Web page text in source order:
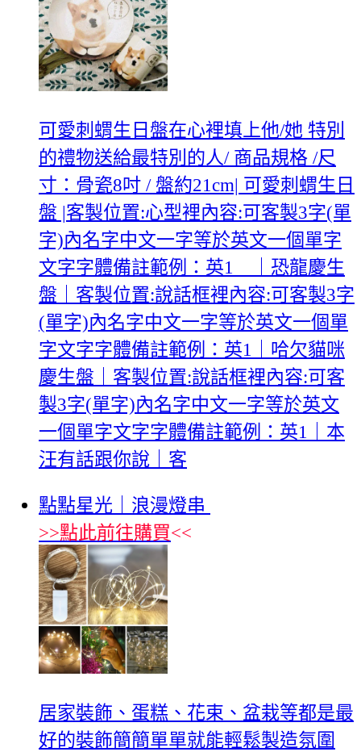
可愛刺蝟生日盤在心裡填上他/她 特別
的禮物送給最特別的人/ 商品規格 /尺
寸：骨瓷8吋 / 盤約21cm| 可愛刺蝟生日
盤 |客製位置:心型裡內容:可客製3字(單
字)內名字中文一字等於英文一個單字
文字字體備註範例：英1 ｜恐龍慶生
盤｜客製位置:說話框裡內容:可客製3字
(單字)內名字中文一字等於英文一個單
字文字字體備註範例：英1｜哈欠貓咪
慶生盤｜客製位置:說話框裡內容:可客
製3字(單字)內名字中文一字等於英文
一個單字文字字體備註範例：英1｜本
汪有話跟你說｜客
點點星光｜浪漫燈串
>>點此前往購買<<
居家裝飾、蛋糕、花束、盆栽等都是最
好的裝飾簡簡單單就能輕鬆製造氛圍